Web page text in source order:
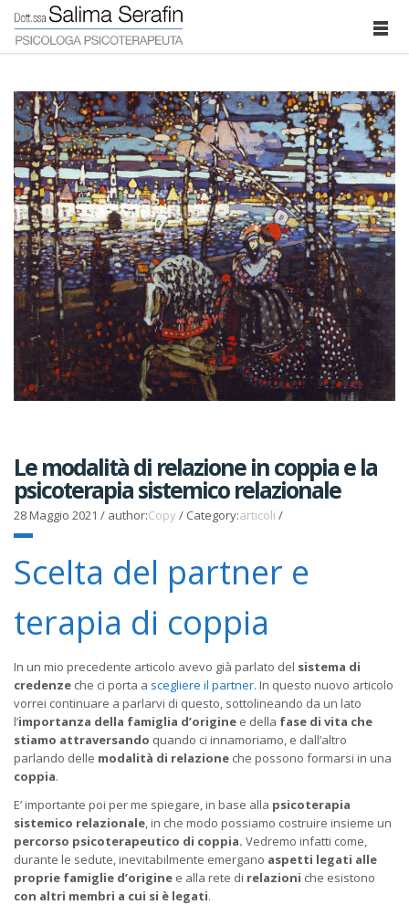
Le modalità di relazione in coppia e la
psicoterapia sistemico relazionale
28 Maggio 2021 / author:Copy / Category:articoli /
Scelta del partner e
terapia di coppia
In un mio precedente articolo avevo già parlato del sistema di
credenze che ci porta a scegliere il partner. In questo nuovo articolo
vorrei continuare a parlarvi di questo, sottolineando da un lato
l’importanza della famiglia d’origine e della fase di vita che
stiamo attraversando quando ci innamoriamo, e dall’altro
parlando delle modalità di relazione che possono formarsi in una
coppia.
E’ importante poi per me spiegare, in base alla psicoterapia
sistemico relazionale, in che modo possiamo costruire insieme un
percorso psicoterapeutico di coppia. Vedremo infatti come,
durante le sedute, inevitabilmente emergano aspetti legati alle
proprie famiglie d’origine e alla rete di relazioni che esistono
con altri membri a cui si è legati.